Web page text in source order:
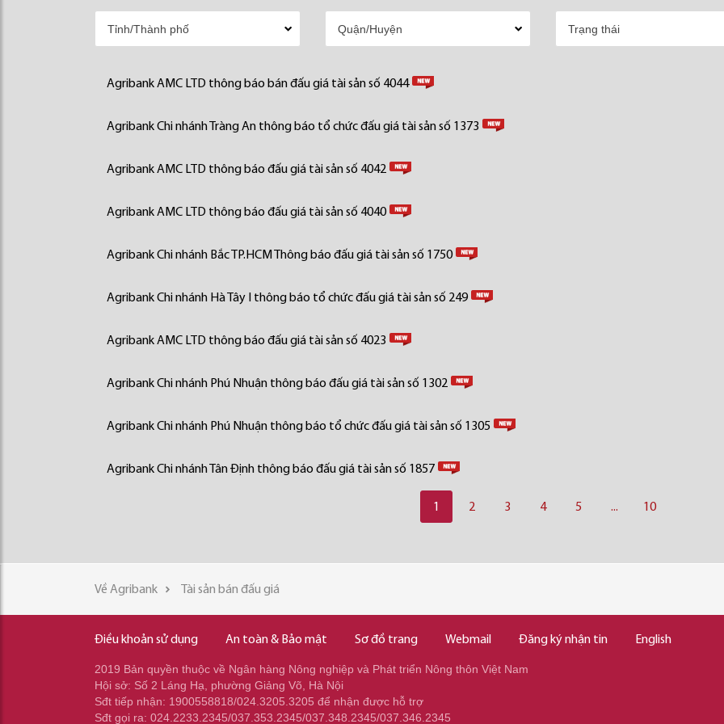
Agribank AMC LTD thông báo bán đấu giá tài sản số 4044
Agribank Chi nhánh Tràng An thông báo tổ chức đấu giá tài sản số 1373
Agribank AMC LTD thông báo đấu giá tài sản số 4042
Agribank AMC LTD thông báo đấu giá tài sản số 4040
Agribank Chi nhánh Bắc TP.HCM Thông báo đấu giá tài sản số 1750
Agribank Chi nhánh Hà Tây I thông báo tổ chức đấu giá tài sản số 249
Agribank AMC LTD thông báo đấu giá tài sản số 4023
Agribank Chi nhánh Phú Nhuận thông báo đấu giá tài sản số 1302
Agribank Chi nhánh Phú Nhuận thông báo tổ chức đấu giá tài sản số 1305
Agribank Chi nhánh Tân Định thông báo đấu giá tài sản số 1857
1 2 3 4 5 ... 10
Về Agribank Tài sản bán đấu giá
Điều khoản sử dụng An toàn & Bảo mật Sơ đồ trang Webmail Đăng ký nhận tin English
2019 Bản quyền thuộc về Ngân hàng Nông nghiệp và Phát triển Nông thôn Việt Nam
Hội sở: Số 2 Láng Hạ, phường Giảng Võ, Hà Nội
Sđt tiếp nhận: 1900558818/024.3205.3205 để nhận được hỗ trợ
Sđt gọi ra: 024.2233.2345/037.353.2345/037.348.2345/037.346.2345